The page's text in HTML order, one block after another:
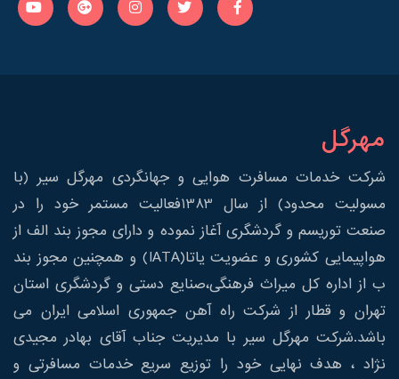
مهرگل
شرکت خدمات مسافرت هوایی و جهانگردی مهرگل سیر (با
مسولیت محدود) از سال 1383فعالیت مستمر خود را در
صنعت توریسم و گردشگری آغاز نموده و دارای مجوز بند الف از
هواپیمایی کشوری و عضویت یاتا(IATA) و همچنین مجوز بند
ب از اداره کل میراث فرهنگی،صنایع دستی و گردشگری استان
تهران و قطار از شرکت راه آهن جمهوری اسلامی ایران می
باشد.شرکت مهرگل سیر با مدیریت جناب آقای بهادر مجیدی
نژاد ، هدف نهایی خود را توزیع سریع خدمات مسافرتی و